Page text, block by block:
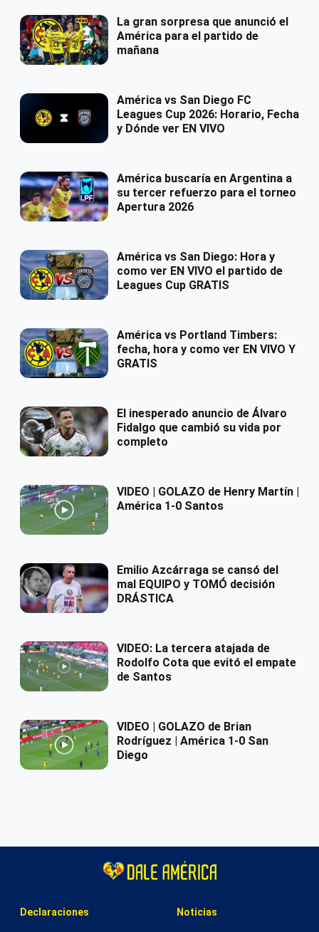
La gran sorpresa que anunció el
América para el partido de
mañana
América vs San Diego FC
Leagues Cup 2026: Horario, Fecha
y Dónde ver EN VIVO
América buscaría en Argentina a
su tercer refuerzo para el torneo
Apertura 2026
América vs San Diego: Hora y
como ver EN VIVO el partido de
Leagues Cup GRATIS
América vs Portland Timbers:
fecha, hora y como ver EN VIVO Y
GRATIS
El inesperado anuncio de Álvaro
Fidalgo que cambió su vida por
completo
VIDEO | GOLAZO de Henry Martín |
América 1-0 Santos
Emilio Azcárraga se cansó del
mal EQUIPO y TOMÓ decisión
DRÁSTICA
VIDEO: La tercera atajada de
Rodolfo Cota que evitó el empate
de Santos
VIDEO | GOLAZO de Brian
Rodríguez | América 1-0 San
Diego
Declaraciones Noticias